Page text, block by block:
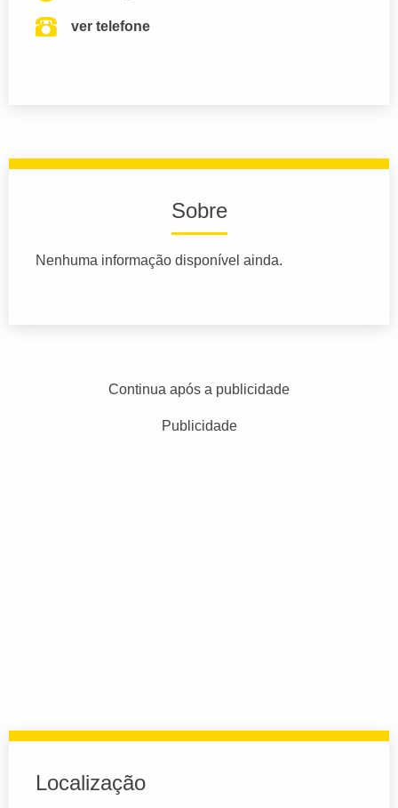
ver telefone
Sobre
Nenhuma informação disponível ainda.
Continua após a publicidade
Publicidade
Localização